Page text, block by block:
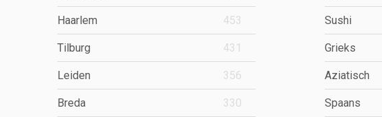
Haarlem 453
Tilburg 431
Leiden 356
Breda 330
Sushi
Grieks
Aziatisch
Spaans